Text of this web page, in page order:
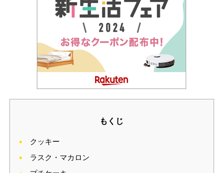
もくじ
クッキー
ラスク・マカロン